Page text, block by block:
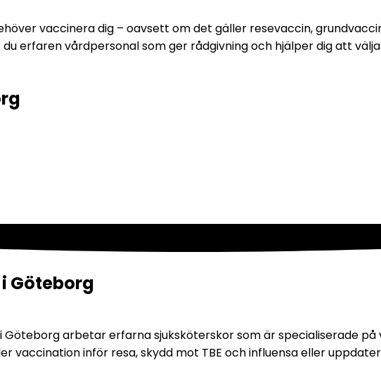
vaccinera dig – oavsett om det gäller resevaccin,
erfaren vårdpersonal som ger rådgivning och hjälper dig att
Göteborg
arbetar erfarna sjuksköterskor som är specialiserade
vaccination inför resa, skydd mot TBE och influensa eller